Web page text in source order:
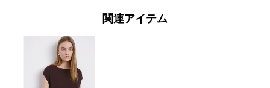
関連アイテム